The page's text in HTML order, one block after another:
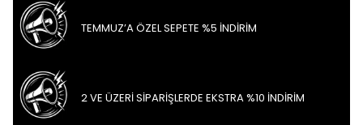
TEMMUZ’A ÖZEL SEPETE %5 İNDİRİM
2 VE ÜZERİ SİPARİŞLERDE EKSTRA %10 İNDİRİM